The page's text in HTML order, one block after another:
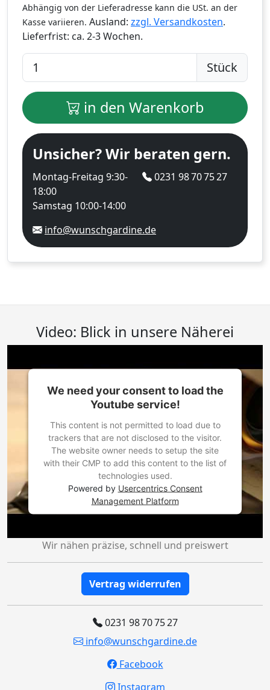
Abhängig von der Lieferadresse kann die USt. an der
Kasse variieren. Ausland: zzgl. Versandkosten.
Lieferfrist: ca. 2-3 Wochen.
Stück
in den Warenkorb
Unsicher? Wir beraten gern.
Montag-Freitag 9:30-
18:00
Samstag 10:00-14:00
0231 98 70 75 27
info@wunschgardine.de
Video: Blick in unsere Näherei
We need your consent to load the
Youtube service!
This content is not permitted to load due to
trackers that are not disclosed to the visitor.
The website owner needs to setup the site
with their CMP to add this content to the list of
technologies used.
Powered by Usercentrics Consent
Management Platform
Wir nähen präzise, schnell und preiswert
Vertrag widerrufen
0231 98 70 75 27
info@wunschgardine.de
Facebook
Instagram